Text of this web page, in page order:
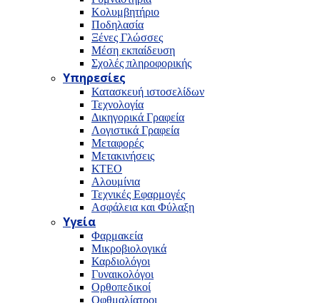
Κολυμβητήριο
Ποδηλασία
Ξένες Γλώσσες
Μέση εκπαίδευση
Σχολές πληροφορικής
Υπηρεσίες
Κατασκευή ιστοσελίδων
Τεχνολογία
Δικηγορικά Γραφεία
Λογιστικά Γραφεία
Μεταφορές
Μετακινήσεις
ΚΤΕΟ
Αλουμίνια
Τεχνικές Εφαρμογές
Ασφάλεια και Φύλαξη
Υγεία
Φαρμακεία
Μικροβιολογικά
Καρδιολόγοι
Γυναικολόγοι
Ορθοπεδικοί
Οφθμαλίατροι